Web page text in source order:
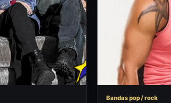
Bandas pop / rock